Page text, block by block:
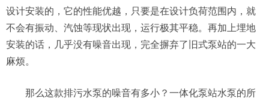
设计安装的，它的性能优越，只要是在设计负荷范围内，就
不会有振动、汽蚀等现状出现，运行极其平稳。再加上埋地
安装的话，几乎没有噪音出现，完全摒弃了旧式泵站的一大
麻烦。
那么这款排污水泵的噪音有多小？一体化泵站水泵的所